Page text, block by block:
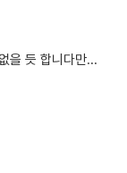
을 듯 합니다만...